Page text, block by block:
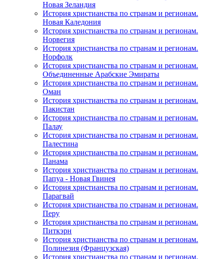
Новая Зеландия
История христианства по странам и регионам.
Новая Каледония
История христианства по странам и регионам.
Норвегия
История христианства по странам и регионам.
Норфолк
История христианства по странам и регионам.
Объединенные Арабские Эмираты
История христианства по странам и регионам.
Оман
История христианства по странам и регионам.
Пакистан
История христианства по странам и регионам.
Палау
История христианства по странам и регионам.
Палестина
История христианства по странам и регионам.
Панама
История христианства по странам и регионам.
Папуа - Новая Гвинея
История христианства по странам и регионам.
Парагвай
История христианства по странам и регионам.
Перу
История христианства по странам и регионам.
Питкэрн
История христианства по странам и регионам.
Полинезия (Французская)
История христианства по странам и регионам.